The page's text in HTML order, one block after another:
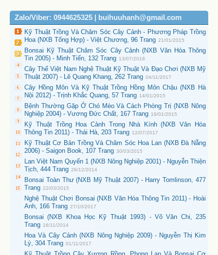
Zalo/Viber: 0944625325 | buihuuhanh@gmail.com
Kỹ Thuật Trồng Và Chăm Sóc Cây Cảnh - Phương Pháp Trồng
Hoa (NXB Tổng Hợp) - Việt Chương, 96 Trang 21/01/2015
Bonsai Kỹ Thuật Chăm Sóc Cây Cảnh (NXB Văn Hóa Thông
Tin 2005) - Minh Tiến, 132 Trang 13/07/2018
Cây Thế Việt Nam Nghệ Thuật Kỹ Thuật Và Đạo Chơi (NXB Mỹ
Thuật 2007) - Lê Quang Khang, 262 Trang 04/11/2017
Cây Hồng Môn Và Kỹ Thuật Trồng Hồng Môn Chậu (NXB Hà
Nội 2012) - Trịnh Khắc Quang, 57 Trang 14/01/2015
Bệnh Thường Gặp Ở Chó Mèo Và Cách Phòng Trị (NXB Nông
Nghiệp 2004) - Vương Đức Chất, 167 Trang 19/01/2015
Kỹ Thuật Trồng Hoa Cảnh Trong Nhà Kính (NXB Văn Hóa
Thông Tin 2011) - Thái Hà, 203 Trang 12/07/2017
Kỹ Thuật Cơ Bản Trồng Và Chăm Sóc Hoa Lan (NXB Đà Nẵng
2006) - Saigon Book, 107 Trang 30/03/2015
Lan Việt Nam Quyển 1 (NXB Nông Nghiệp 2001) - Nguyễn Thiện
Tịch, 444 Trang 26/12/2014
Bonsai Toàn Thư (NXB Mỹ Thuật 2007) - Harry Tomlinson, 477
Trang 22/03/2015
Nghệ Thuật Chơi Bonsai (NXB Văn Hóa Thông Tin 2011) - Hoài
Anh, 166 Trang 27/10/2017
Bonsai (NXB Khoa Học Kỹ Thuật 1993) - Võ Văn Chi, 235
Trang 16/11/2014
Hoa Và Cây Cảnh (NXB Nông Nghiệp 2009) - Nguyễn Thị Kim
Lý, 304 Trang 01/11/2017